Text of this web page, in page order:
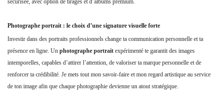
Photographe portrait : le choix d’une signature visuelle forte
Investir dans des portraits professionnels change ta communication personnelle et ta
présence en ligne. Un photographe portrait expérimenté te garantit des images
intemporelles, capables d’attirer l’attention, de valoriser ta marque personnelle et de
renforcer ta crédibilité. Je mets tout mon savoir-faire et mon regard artistique au service
de ton image afin que chaque photographie devienne un atout stratégique.